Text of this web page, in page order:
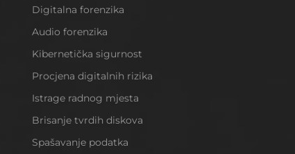
Digitalna forenzika
Audio forenzika
Kibernetička sigurnost
Procjena digitalnih rizika
Istrage radnog mjesta
Brisanje tvrdih diskova
Spašavanje podatka